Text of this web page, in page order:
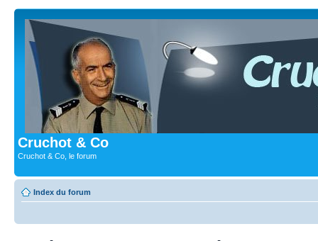
Cruchot & Co
Cruchot & Co, le forum
Index du forum